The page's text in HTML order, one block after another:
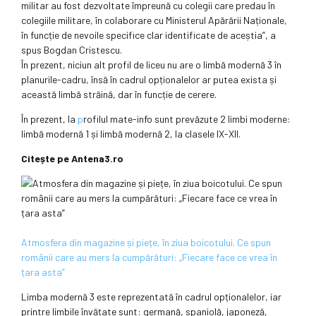
militar au fost dezvoltate împreună cu colegii care predau în
colegiile militare, în colaborare cu Ministerul Apărării Naționale,
în funcție de nevoile specifice clar identificate de aceștia”, a
spus Bogdan Cristescu.
În prezent, niciun alt profil de liceu nu are o limbă modernă 3 în
planurile-cadru, însă în cadrul opționalelor ar putea exista și
această limbă străină, dar în funcție de cerere.
În prezent, la profilul mate-info sunt prevăzute 2 limbi moderne:
limbă modernă 1 și limbă modernă 2, la clasele IX-XII.
Citește pe Antena3.ro
Atmosfera din magazine și piețe, în ziua boicotului. Ce spun
românii care au mers la cumpărături: „Fiecare face ce vrea în
țara asta”
Limba modernă 3 este reprezentată în cadrul opționalelor, iar
printre limbile învățate sunt: germană, spaniolă, japoneză,